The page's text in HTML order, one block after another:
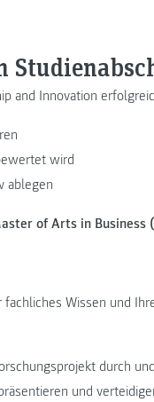
and Innovation
wird
ablegen
of Arts in Business
Wissen und
durch
und